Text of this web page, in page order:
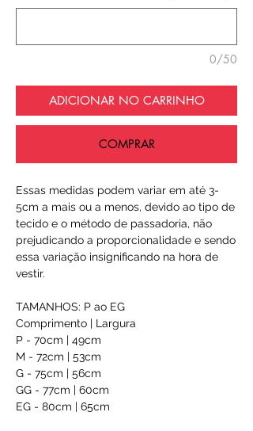
0/50
ADICIONAR NO CARRINHO
COMPRAR
Essas medidas podem variar em até 3-
5cm a mais ou a menos, devido ao tipo de
tecido e o método de passadoria, não
prejudicando a proporcionalidade e sendo
essa variação insignificando na hora de
vestir.
TAMANHOS: P ao EG
Comprimento | Largura
P - 70cm | 49cm
M - 72cm | 53cm
G - 75cm | 56cm
GG - 77cm | 60cm
EG - 80cm | 65cm